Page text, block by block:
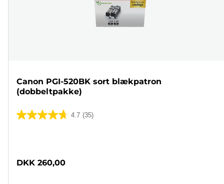
Canon PGI-520BK sort blækpatron
(dobbeltpakke)
4.7 (35)
4.7
stjerner.
DKK 260,00